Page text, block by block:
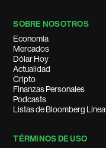
SOBRE NOSOTROS
Economía
Mercados
Dólar Hoy
Actualidad
Cripto
Finanzas Personales
Podcasts
Listas de Bloomberg Línea
TÉRMINOS DE USO